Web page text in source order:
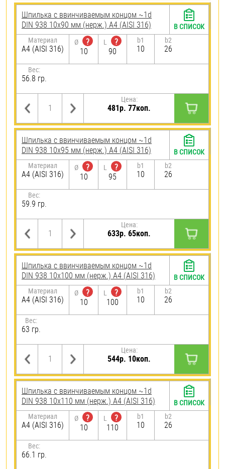
Шпилька c ввинчиваемым концом ~1d
DIN 938 10х90 мм (нерж.) A4 (AISI 316)
Материал
A4 (AISI 316)
Ø
?
10
L
?
90
b1
10
b2
26
Вес:
56.8 гр.
Цена:
481р. 77коп.
В СПИСОК
Шпилька c ввинчиваемым концом ~1d
DIN 938 10х95 мм (нерж.) A4 (AISI 316)
Материал
A4 (AISI 316)
Ø
?
10
L
?
95
b1
10
b2
26
Вес:
59.9 гр.
Цена:
633р. 65коп.
В СПИСОК
Шпилька c ввинчиваемым концом ~1d
DIN 938 10х100 мм (нерж.) A4 (AISI 316)
Материал
A4 (AISI 316)
Ø
?
10
L
?
100
b1
10
b2
26
Вес:
63 гр.
Цена:
544р. 10коп.
В СПИСОК
Шпилька c ввинчиваемым концом ~1d
DIN 938 10х110 мм (нерж.) A4 (AISI 316)
Материал
A4 (AISI 316)
Ø
?
10
L
?
110
b1
10
b2
26
Вес:
66.1 гр.
В СПИСОК